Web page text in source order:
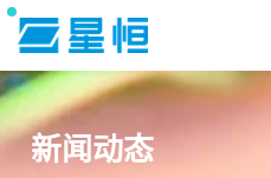
新闻动态